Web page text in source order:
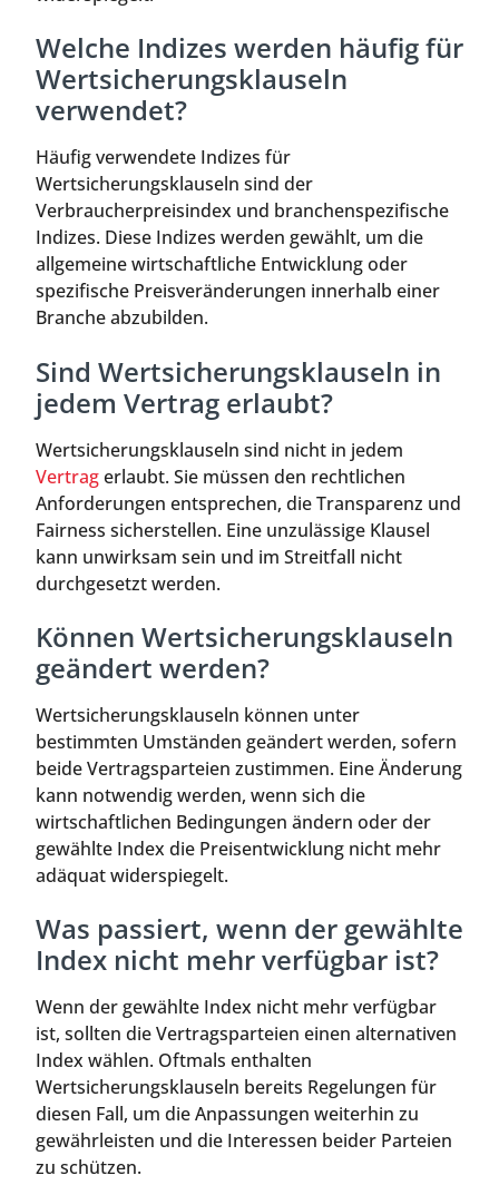
Welche Indizes werden häufig für
Wertsicherungsklauseln
verwendet?
Häufig verwendete Indizes für
Wertsicherungsklauseln sind der
Verbraucherpreisindex und branchenspezifische
Indizes. Diese Indizes werden gewählt, um die
allgemeine wirtschaftliche Entwicklung oder
spezifische Preisveränderungen innerhalb einer
Branche abzubilden.
Sind Wertsicherungsklauseln in
jedem Vertrag erlaubt?
Wertsicherungsklauseln sind nicht in jedem
Vertragerlaubt. Sie müssen den rechtlichen
Anforderungen entsprechen, die Transparenz und
Fairness sicherstellen. Eine unzulässige Klausel
kann unwirksam sein und im Streitfall nicht
durchgesetzt werden.
Können Wertsicherungsklauseln
geändert werden?
Wertsicherungsklauseln können unter
bestimmten Umständen geändert werden, sofern
beide Vertragsparteien zustimmen. Eine Änderung
kann notwendig werden, wenn sich die
wirtschaftlichen Bedingungen ändern oder der
gewählte Index die Preisentwicklung nicht mehr
adäquat widerspiegelt.
Was passiert, wenn der gewählte
Index nicht mehr verfügbar ist?
Wenn der gewählte Index nicht mehr verfügbar
ist, sollten die Vertragsparteien einen alternativen
Index wählen. Oftmals enthalten
Wertsicherungsklauseln bereits Regelungen für
diesen Fall, um die Anpassungen weiterhin zu
gewährleisten und die Interessen beider Parteien
zu schützen.